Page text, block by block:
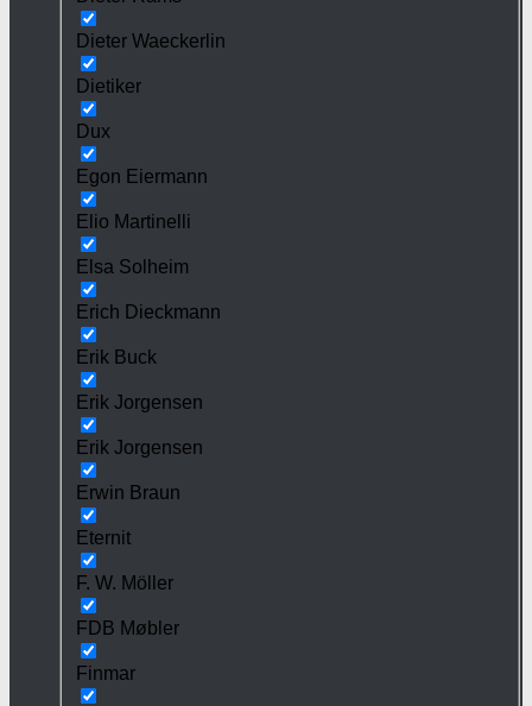
Dieter Waeckerlin
Dietiker
Dux
Egon Eiermann
Elio Martinelli
Elsa Solheim
Erich Dieckmann
Erik Buck
Erik Jorgensen
Erik Jorgensen
Erwin Braun
Eternit
F. W. Möller
FDB Møbler
Finmar